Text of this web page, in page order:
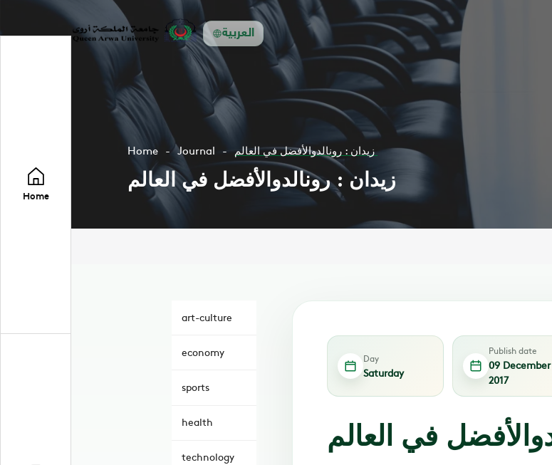
العربية
Home
Home Journal زيدان : رونالدوالأفضل في العالم
زيدان : رونالدوالأفضل في العالم
art-culture
economy
sports
health
technology
Day
Saturday
Publish date
09 December
2017